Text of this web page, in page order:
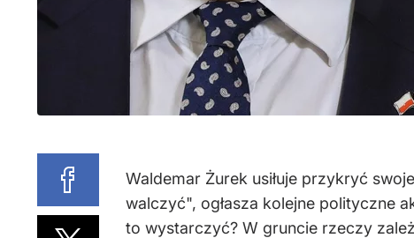
Waldemar Żurek usiłuje przykryć
walczyć", ogłasza kolejne polityczne
to wystarczyć? W gruncie rzeczy